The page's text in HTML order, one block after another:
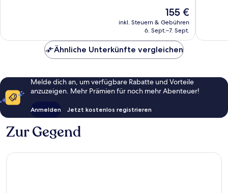
Der
Preis
beträgt
155 €
inkl. Steuern & Gebühren
6. Sept.–7. Sept.
Ähnliche Unterkünfte vergleichen
Melde dich an, um verfügbare Rabatte und Vorteile
anzuzeigen. Mehr Prämien für noch mehr Abenteuer!
Anmelden Jetzt kostenlos registrieren
Zur Gegend